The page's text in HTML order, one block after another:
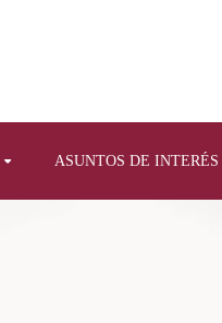
ASUNTOS DE INTERÉS